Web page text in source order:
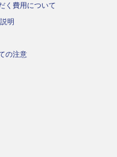
く費用について
明
の注意